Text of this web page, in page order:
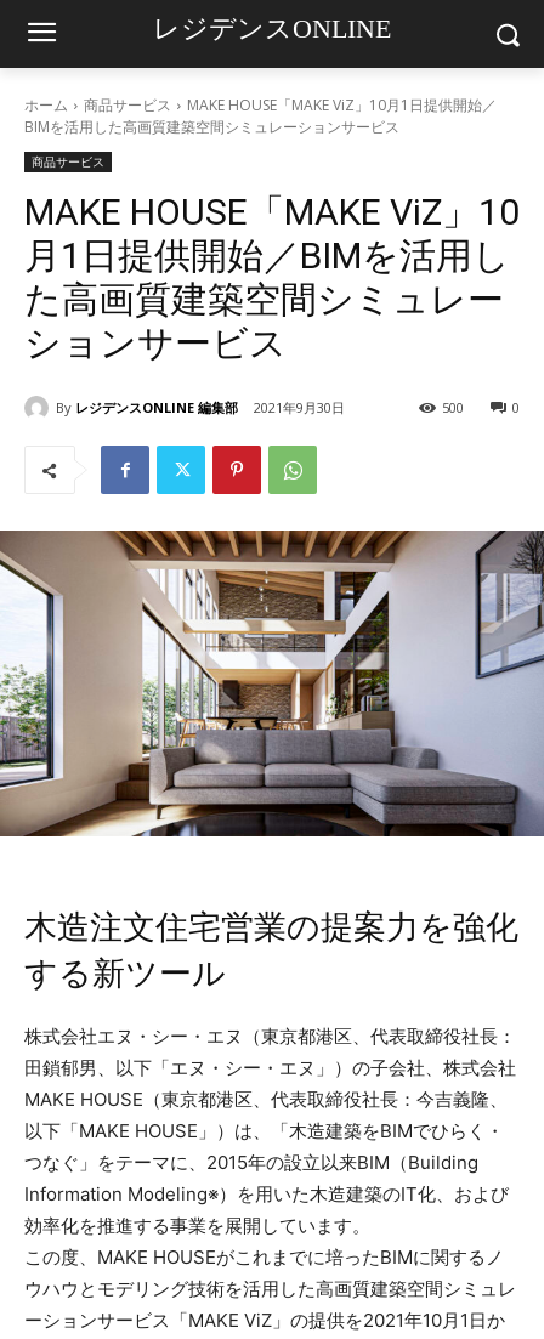
レジデンスONLINE
ホーム 商品サービス
MAKE HOUSE「MAKE ViZ」10月1日提供開始／
BIMを活用した高画質建築空間シミュレーションサービス
商品サービス
MAKE HOUSE「MAKE ViZ」10
月1日提供開始／BIMを活用し
た高画質建築空間シミュレー
ションサービス
By レジデンスONLINE 編集部 2021年9月30日 0
500
木造注文住宅営業の提案力を強化
する新ツール
株式会社エヌ・シー・エヌ（東京都港区、代表取締役社長：
田鎖郁男、以下「エヌ・シー・エヌ」）の子会社、株式会社
MAKE HOUSE（東京都港区、代表取締役社長：今吉義隆、
以下「MAKE HOUSE」）は、「木造建築をBIMでひらく・
つなぐ」をテーマに、2015年の設立以来BIM（Building
Information Modeling※）を用いた木造建築のIT化、および
効率化を推進する事業を展開しています。
この度、MAKE HOUSEがこれまでに培ったBIMに関するノ
ウハウとモデリング技術を活用した高画質建築空間シミュレ
ーションサービス「MAKE ViZ」の提供を2021年10月1日か